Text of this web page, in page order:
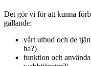
Det gör vi för att kunna
gällande:
vårt utbud och de
ha?)
funktion och